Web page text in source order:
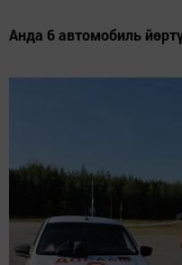
Анда 6 автомобиль